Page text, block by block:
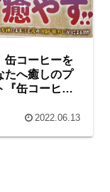
缶コーヒーを
たへ癒しのプ
『缶コーヒー
2022.06.13